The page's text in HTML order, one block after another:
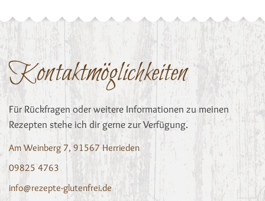
Kontaktmöglichkeiten
Für Rückfragen oder weitere Informationen zu meinen
Rezepten stehe ich dir gerne zur Verfügung.
Am Weinberg 7, 91567 Herrieden
09825 4763
info@rezepte-glutenfrei.de